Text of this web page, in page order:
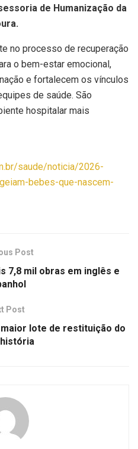
de Humanização da
no processo de recuperação
o bem-estar emocional,
e fortalecem os vínculos
de saúde. São
hospitalar mais
saude/noticia/2026-
bebes-que-nascem-
Post
7,8 mil obras em inglês e
Post
lote de restituição do
história